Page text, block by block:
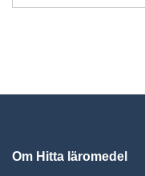
Om Hitta läromedel